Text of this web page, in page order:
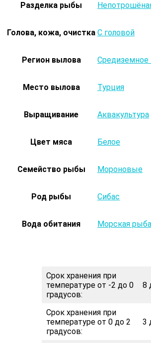
Разделка рыбы
Голова, кожа, очистка С головой
Регион вылова Средиземное
Место вылова Турция
Выращивание Аквакультура
Цвет мяса Белое
Семейство рыбы Мороновые
Род рыбы Сибас
Вода обитания Морская рыба
Срок хранения при
температуре от -2 до 0
градусов:
8
Срок хранения при
температуре от 0 до 2
градусов:
3